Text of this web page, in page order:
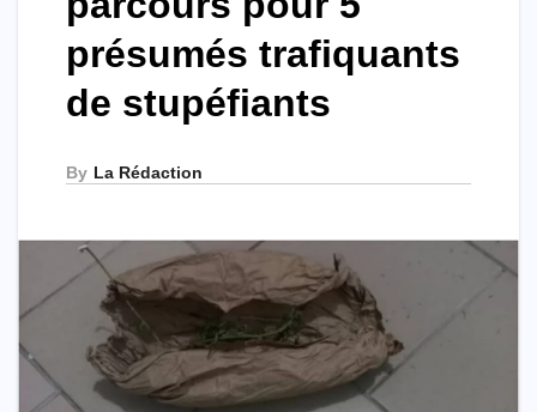
présumés trafiquants
de stupéfiants
By La Rédaction